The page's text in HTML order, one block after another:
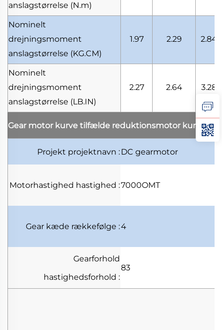
anslagstørrelse (N.m)
Nominelt
drejningsmoment
anslagstørrelse (KG.CM)
1.97 2.29 2.84
Nominelt
drejningsmoment
anslagstørrelse (LB.IN)
2.27 2.64 3.28
Gear motor kurve tilfælde reduktionsmotor kurve
Projekt projektnavn :DC gearmotor
Motorhastighed hastighed :7000OMT
Gear kæde rækkefølge :4
Gearforhold
hastighedsforhold :
83